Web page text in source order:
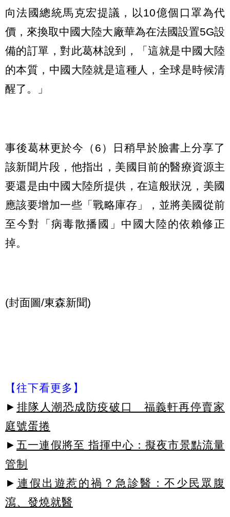
向法國總統馬克宏提議，以10億個口罩為代
價，來換取中國大陸大廠華為在法國設置5G設
備的訂單，對此葛林說到，「這就是中國大陸
的本質，中國大陸就是這種人，全球是時候清
醒了。」
事後葛林更於今（6）日稍早於臉書上分享了
該新聞片段，他指出，美國目前的醫療資源主
要還是由中國大陸所提供，在這般狀況，美國
應該要增加一些「戰略庫存」，並將美國從前
至今對「病毒散播國」中國大陸的依賴修正
掉。
(封面圖/東森新聞)
【往下看更多】
► 排隊人潮恐成防疫破口 福義軒再停賣家
庭號蛋捲
► 五一連假將至 指揮中心：擬夜市景點流量
管制
► 連假出遊惹的禍？急診醫：不少民眾腹
瀉、發燒就醫